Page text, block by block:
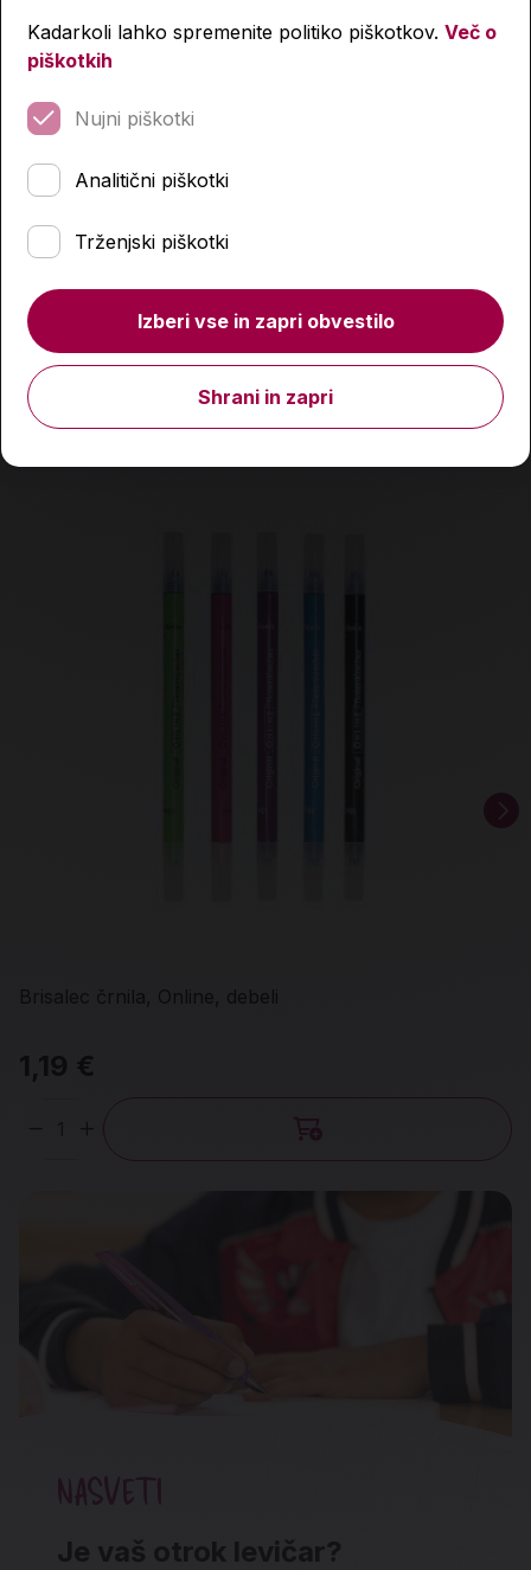
Prazna peresnica, Dakine, Black
22,90 €
Količina
Podobni izdelki
Brisalec črnila, Online, debeli
1,19 €
Količina
NASVETI
Je vaš otrok levičar?
Kadarkoli lahko spremenite politiko piškotkov. Več o
piškotkih
Nujni piškotki
Analitični piškotki
Trženjski piškotki
Izberi vse in zapri obvestilo
Shrani in zapri